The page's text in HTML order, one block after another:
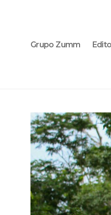
Grupo Zumm